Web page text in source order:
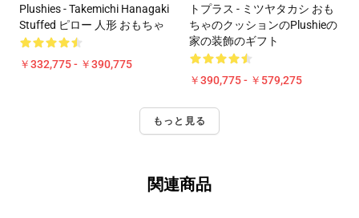
Plushies - Takemichi Hanagaki
Stuffed ピロー 人形 おもちゃ
￥332,775 - ￥390,775
トプラス - ミツヤタカシ おも
ちゃのクッションのPlushieの
家の装飾のギフト
￥390,775 - ￥579,275
もっと見る
関連商品